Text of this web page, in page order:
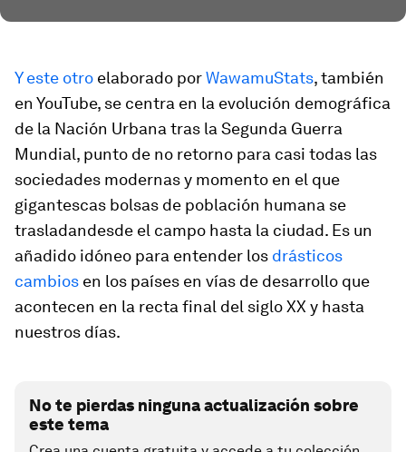
Y este otro elaborado porWawamuStats, también
en YouTube, se centra en la evolución demográfica
de la Nación Urbana tras la Segunda Guerra
Mundial, punto de no retorno para casi todas las
sociedades modernas y momento en el que
gigantescas bolsas de población humana se
trasladandesde el campo hasta la ciudad. Es un
añadido idóneo para entender los drásticos
cambios en los países en vías de desarrollo que
acontecen en la recta final del siglo XX y hasta
nuestros días.
No te pierdas ninguna actualización sobre
este tema